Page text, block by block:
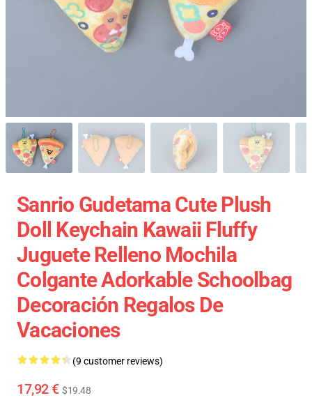
Sanrio Gudetama Cute Plush
Doll Keychain Kawaii Fluffy
Juguete Relleno Mochila
Colgante Adorkable Schoolbag
Decoración Regalos De
Vacaciones
(9 customer reviews)
17,92 € $19.48